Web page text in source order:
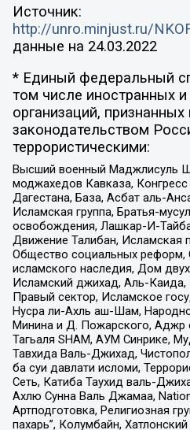
Источник:
http://unro.minjust.ru/
данные на 24.03.2022
* Единый федеральный
том числе иностранных
организаций, признанных
законодательством
террористическими:
Высший военный Маджлисуль
моджахедов Кавказа,
Дагестана, База, Асбат аль-
Исламская группа, Братья-
освобождения, Лашкар-И-
Движение Талибан, Исламская
Общество социальных
исламского наследия, Дом
Исламский джихад, Аль-
Правый сектор, Исламское
Нусра ли-Ахль аш-Шам,
Минина и Д. Пожарского, Аджр
Тагьаля SHAM, АУМ Синрике,
Тавхида Валь-Джихад,
ба суи давлати исломи,
Сеть, Катиба Таухид валь-
Ахлю Сунна Валь Джамаа,
Артподготовка, Религиозная
пахарь”, Колумбайн,